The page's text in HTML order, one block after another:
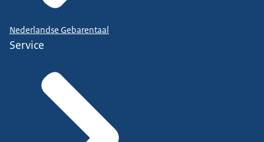
Nederlandse Gebarentaal
Service